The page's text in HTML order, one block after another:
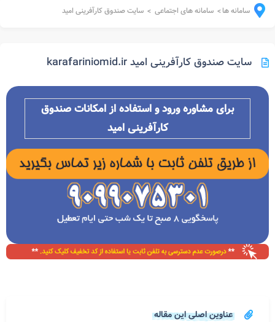
سامانه ها> سامانه های اجتماعی > سایت صندوق کارآفرینی امید
سایت صندوق کارآفرینی امید karafariniomid.ir
برای مشاوره ورود و استفاده از امکانات صندوق
کارآفرینی امید
عناوین اصلی این مقاله